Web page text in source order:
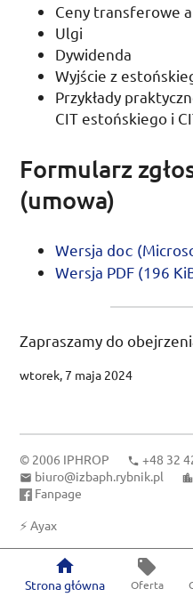
Ceny transferowe
Ulgi
Dywidenda
Wyjście z
Przykłady
CITestońskiego i
Formularz
(umowa)
Wersja doc (
Wersja PDF (196
Zapraszamy do
wtorek, 7 maja 2024
© 2006 IPHROP
+48 32
biuro@izbaph.rybnik.pl
Fanpage
⚡ Ayax
Strona główna Oferta